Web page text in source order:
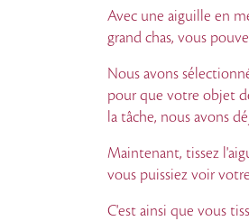
Avec une aiguille en
grand chas, vous
Nous avons
pour que votre objet
la tâche, nous avons
Maintenant, tissez
vous puissiez voir votre
C'est ainsi que vous